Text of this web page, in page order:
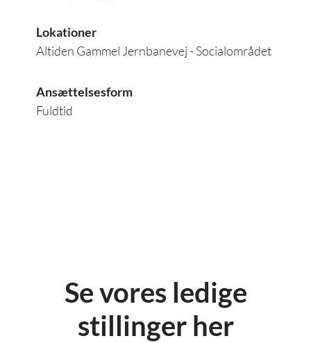
Lokationer
Altiden Gammel Jernbanevej - Socialområdet
Ansættelsesform
Fuldtid
Se vores ledige
stillinger her